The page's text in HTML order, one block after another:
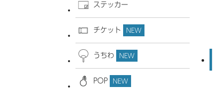
ステッカー
チケット NEW
うちわ NEW
POP NEW